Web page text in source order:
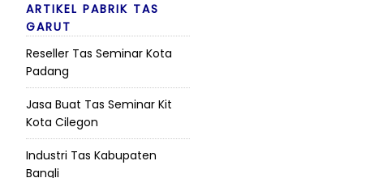
ARTIKEL PABRIK TAS
GARUT
Reseller Tas Seminar Kota
Padang
Jasa Buat Tas Seminar Kit
Kota Cilegon
Industri Tas Kabupaten
Bangli